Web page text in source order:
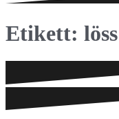
Etikett: löss